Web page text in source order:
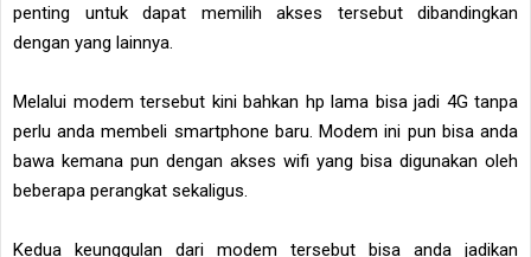
penting untuk dapat memilih akses tersebut dibandingkan
dengan yang lainnya.
Melalui modem tersebut kini bahkan hp lama bisa jadi 4G tanpa
perlu anda membeli smartphone baru. Modem ini pun bisa anda
bawa kemana pun dengan akses wifi yang bisa digunakan oleh
beberapa perangkat sekaligus.
Kedua keunggulan dari modem tersebut bisa anda jadikan